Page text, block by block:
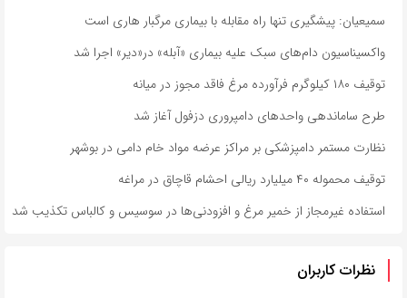
سمیعیان: پیشگیری تنها راه مقابله با بیماری مرگبار هاری است
واکسیناسیون دام‌های سبک علیه بیماری «آبله» در«دیر» اجرا شد
توقیف ۱۸۰ کیلوگرم فرآورده مرغ فاقد مجوز در میانه
طرح ساماندهی واحدهای دامپروری دزفول آغاز شد
نظارت مستمر دامپزشکی بر مراکز عرضه مواد خام دامی در بوشهر
توقیف محموله ۴۰ میلیارد ریالی احشام قاچاق در مراغه
استفاده غیرمجاز از خمیر مرغ و افزودنی‌ها در سوسیس و کالباس تکذیب شد
نظرات کاربران